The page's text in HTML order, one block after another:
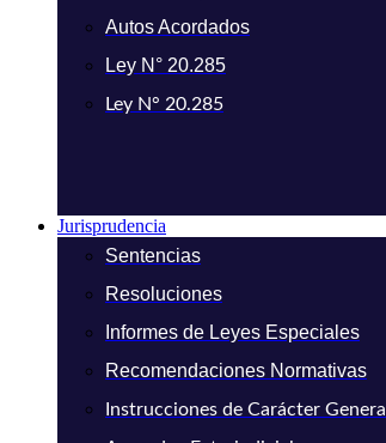
Autos Acordados
Ley N° 20.285
Ley N° 20.285
Jurisprudencia
Sentencias
Resoluciones
Informes de Leyes Especiales
Recomendaciones Normativas
Instrucciones de Carácter General